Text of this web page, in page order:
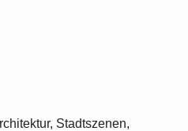
Stadtszenen,